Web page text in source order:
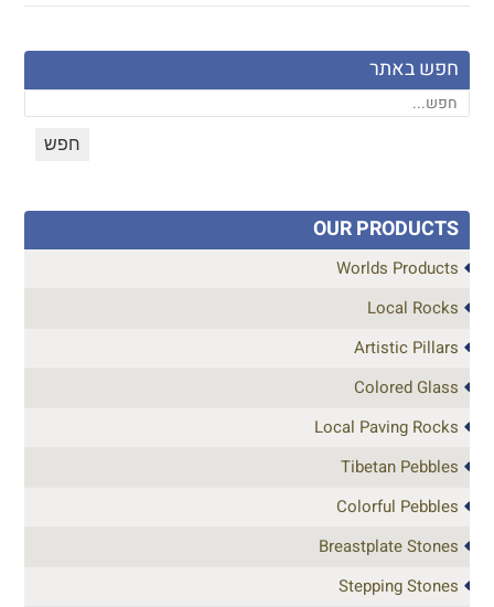
חפש באתר
OUR PRODUCTS
Worlds Products
Local Rocks
Artistic Pillars
Colored Glass
Local Paving Rocks
Tibetan Pebbles
Colorful Pebbles
Breastplate Stones
Stepping Stones